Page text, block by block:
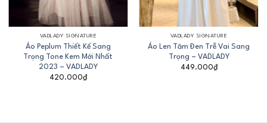
VADLADY SIGNATURE
Áo Peplum Thiết Kế Sang
Trọng Tone Kem Mới Nhất
2023 – VADLADY
420.000₫
VADLADY SIGNATURE
Áo Len Tăm Đen Trễ Vai Sang
Trọng – VADLADY
449.000₫